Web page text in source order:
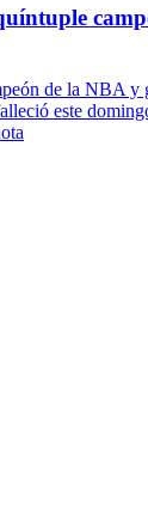
de la NBA y
este